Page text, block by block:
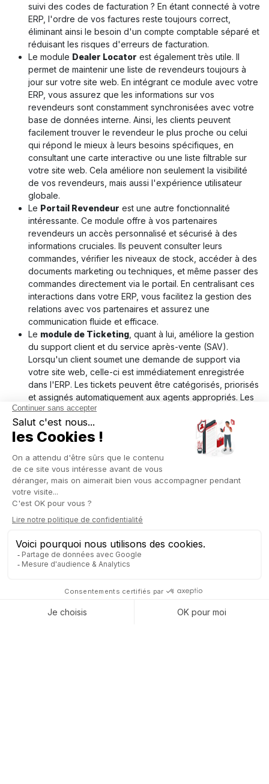
suivi des codes de facturation ? En étant connecté à votre
ERP, l'ordre de vos factures reste toujours correct,
éliminant ainsi le besoin d'un compte comptable séparé et
réduisant les risques d'erreurs de facturation.
Le module Dealer Locator est également très utile. Il
permet de maintenir une liste de revendeurs toujours à
jour sur votre site web. En intégrant ce module avec votre
ERP, vous assurez que les informations sur vos
revendeurs sont constamment synchronisées avec votre
base de données interne. Ainsi, les clients peuvent
facilement trouver le revendeur le plus proche ou celui
qui répond le mieux à leurs besoins spécifiques, en
consultant une carte interactive ou une liste filtrable sur
votre site web. Cela améliore non seulement la visibilité
de vos revendeurs, mais aussi l'expérience utilisateur
globale.
Le Portail Revendeur est une autre fonctionnalité
intéressante. Ce module offre à vos partenaires
revendeurs un accès personnalisé et sécurisé à des
informations cruciales. Ils peuvent consulter leurs
commandes, vérifier les niveaux de stock, accéder à des
documents marketing ou techniques, et même passer des
commandes directement via le portail. En centralisant ces
interactions dans votre ERP, vous facilitez la gestion des
relations avec vos partenaires et assurez une
communication fluide et efficace.
Le module de Ticketing , quant à lui, améliore la gestion
du support client et du service après-vente (SAV).
Lorsqu'un client soumet une demande de support via
votre site web, celle-ci est immédiatement enregistrée
dans l'ERP. Les tickets peuvent être catégorisés, priorisés
et assignés automatiquement aux agents appropriés. Les
clients peuvent suivre l'évolution de leurs demandes en
temps réel via le portail client, ce qui améliore la
transparence et la satisfaction client. De plus, en intégrant
le module de ticketing avec votre ERP, vous pouvez
analyser les données de support pour identifier les
tendances, les problèmes récurrents et les opportunités
d'amélioration.
d'autres et montrent comment un site web évolutif, synchronisé
votre site web peuvent être étendues sans effort
supplémentaire, en intégrant simplement de nouveaux
la gestion interne, mais aussi de fournir une meilleure
la précision des données à travers l'ensemble de vos